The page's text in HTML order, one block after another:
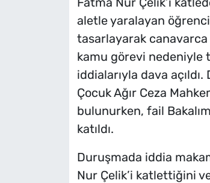
aletle yaralayan öğrenci
tasarlayarak
kamu görevi nedeniyle
iddialarıyla dava
Çocuk Ağır Ceza
bulunurken, fail
katıldı.
Duruşmada iddia
Nur Çelik’i katlettiğini